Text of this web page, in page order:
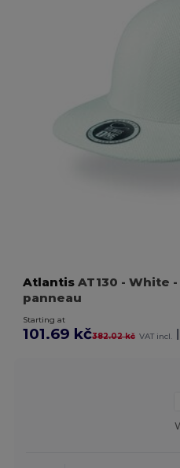
Atlantis AT130 - White
panneau
Starting at
101.69 kč382.02 kč VAT incl. |